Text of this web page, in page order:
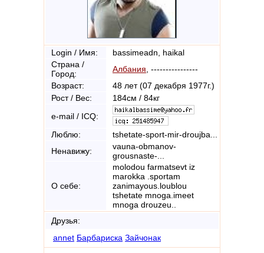
Login / Имя:
bassimeadn, haikal
Страна /
Город:
Албания , ----------------
Возраст:
48 лет (07 декабря 1977г.)
Рост / Вес:
184см / 84кг
e-mail / ICQ:
Люблю:
tshetate-sport-mir-droujba...
Ненавижу:
vauna-obmanov-
grousnaste-...
О себе:
molodou farmatsevt iz
marokka .sportam
zanimayous.loublou
tshetate mnoga.imeet
mnoga drouzeu..
Друзья:
annet Барбариска Зайчонак